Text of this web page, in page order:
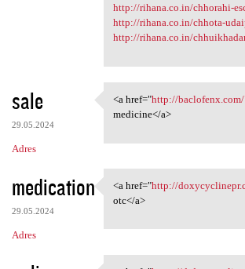
http://rihana.co.in/chhorahi-
http://rihana.co.in/chhota-
http://rihana.co.in/
sale
29.05.2024
Adres
<a href="http://
<a href="http://
medicine</a>
medication
29.05.2024
Adres
<a href="http://
<a href="http://
otc</a>